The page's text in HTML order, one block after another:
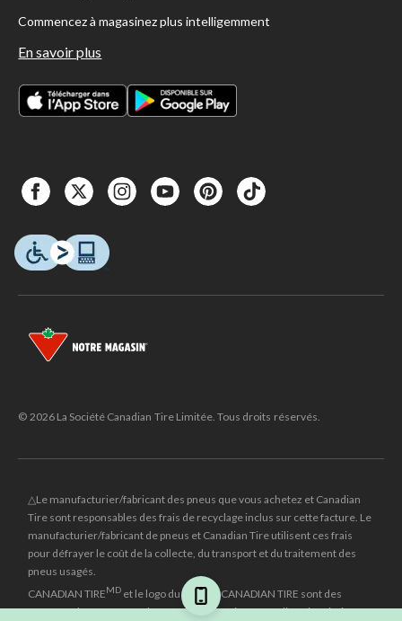
Commencez à magasinez plus intelligemment
En savoir plus
© 2026 La Société Canadian Tire Limitée. Tous droits réservés.
△Le manufacturier/fabricant des pneus que vous achetez et Canadian
Tire sont responsables des frais de recyclage inclus sur cette facture. Le
manufacturier/fabricant de pneus et Canadian Tire utilisent ces frais
pour défrayer le coût de la collecte, du transport et du traitement des
pneus usagés.
CANADIAN TIREMD et le logo du triangle CANADIAN TIRE sont des
marques de commerce déposées de la Société Canadian Tire Limitée.